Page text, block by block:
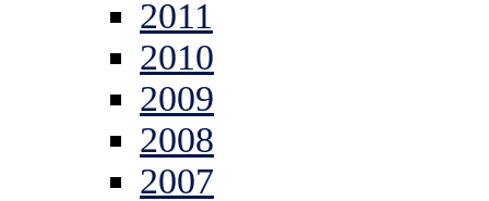
2011
2010
2009
2008
2007